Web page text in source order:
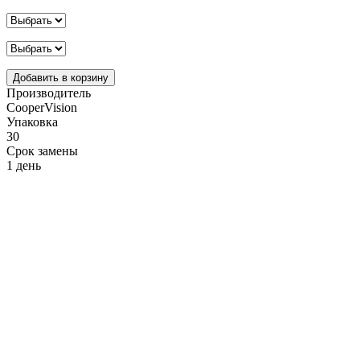
Производитель
CooperVision
Упаковка
30
Срок замены
1 день